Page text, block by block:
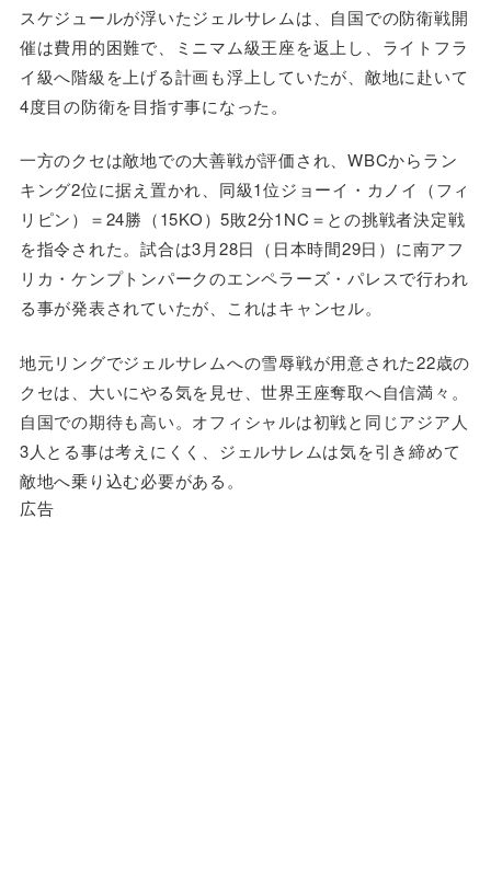
スケジュールが浮いたジェルサレムは、自国での防衛戦開
催は費用的困難で、ミニマム級王座を返上し、ライトフラ
イ級へ階級を上げる計画も浮上していたが、敵地に赴いて
4度目の防衛を目指す事になった。
一方のクセは敵地での大善戦が評価され、WBCからラン
キング2位に据え置かれ、同級1位ジョーイ・カノイ（フィ
リピン）＝24勝（15KO）5敗2分1NC＝との挑戦者決定戦
を指令された。試合は3月28日（日本時間29日）に南アフ
リカ・ケンプトンパークのエンペラーズ・パレスで行われ
る事が発表されていたが、これはキャンセル。
地元リングでジェルサレムへの雪辱戦が用意された22歳の
クセは、大いにやる気を見せ、世界王座奪取へ自信満々。
自国での期待も高い。オフィシャルは初戦と同じアジア人
3人とる事は考えにくく、ジェルサレムは気を引き締めて
敵地へ乗り込む必要がある。
広告